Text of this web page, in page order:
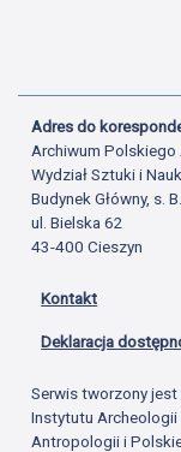
Adres do
Archiwum
Wydział Sztuki i
Budynek Główny, s.
ul. Bielska 62
43-400 Cieszyn
Kontakt
Deklaracja
Serwis tworzony
Instytutu
Antropologii i